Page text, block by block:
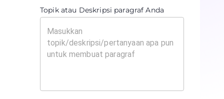
Topik atau Deskripsi paragraf Anda